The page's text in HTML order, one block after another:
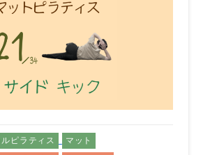
ピラティス
マット